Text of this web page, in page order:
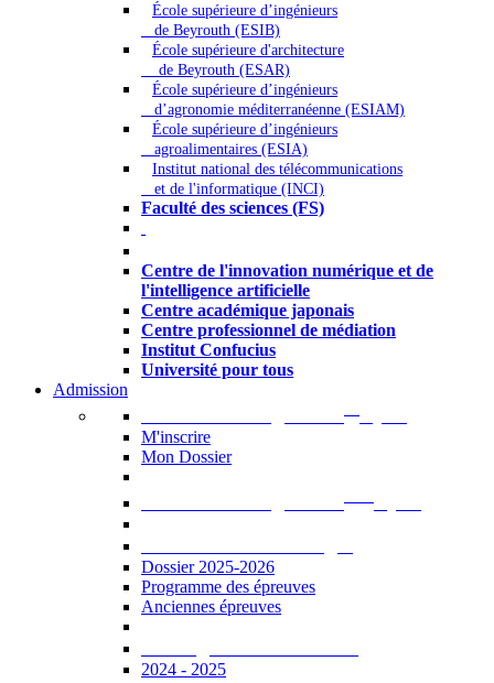
École supérieure d’ingénieurs
de Beyrouth (ESIB)
École supérieure d'architecture
de Beyrouth (ESAR)
École supérieure d’ingénieurs
d’agronomie méditerranéenne (ESIAM)
École supérieure d’ingénieurs
agroalimentaires (ESIA)
Institut national des télécommunications
et de l'informatique (INCI)
Faculté des sciences (FS)
Centre de l'innovation numérique et de
l'intelligence artificielle
Centre académique japonais
Centre professionnel de médiation
Institut Confucius
Université pour tous
Admission
M'inscrire
Mon Dossier
Dossier 2025-2026
Programme des épreuves
Anciennes épreuves
2024 - 2025